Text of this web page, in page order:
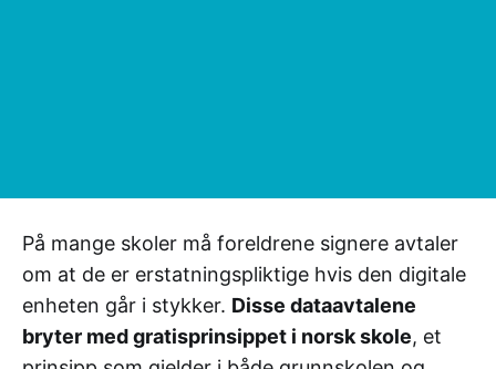
På mange skoler må foreldrene signere avtaler
om at de er erstatningspliktige hvis den digitale
enheten går i stykker. Disse dataavtalene
bryter med gratisprinsippet i norsk skole, et